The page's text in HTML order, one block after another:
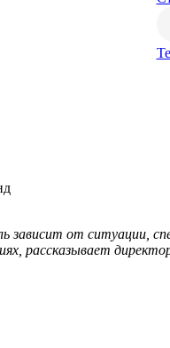
от ситуации,
рассказывает